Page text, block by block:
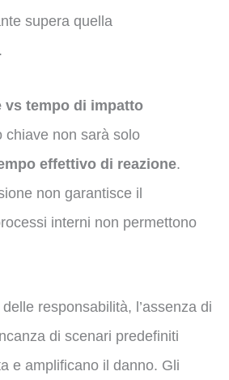
supera quella
vs tempo di impatto
chiave non sarà solo
effettivo di reazione.
non garantisce il
interni non permettono
responsabilità, l’assenza di
di scenari predefiniti
e amplificano il danno. Gli